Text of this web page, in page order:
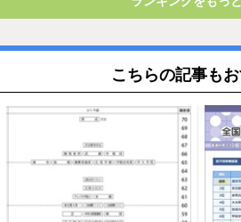
こちらの記事も